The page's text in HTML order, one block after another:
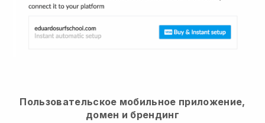
Пользовательское мобильное приложение,
домен и брендинг